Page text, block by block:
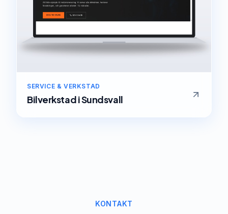
SERVICE & VERKSTAD
BilverkstadiSundsvall
KONTAKT